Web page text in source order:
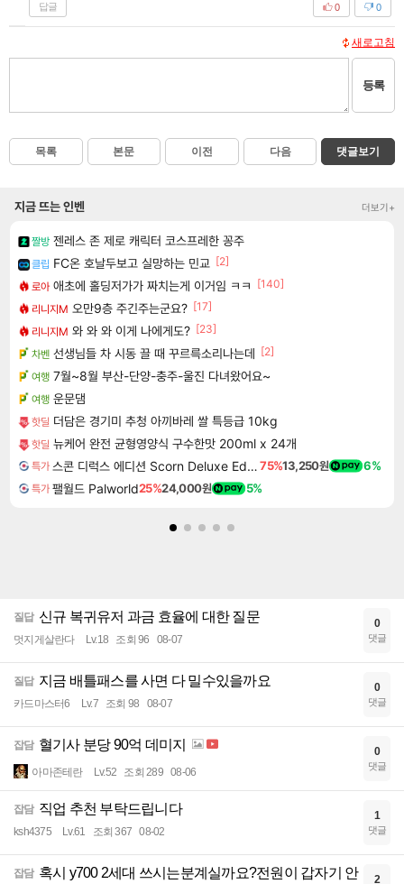
답글 0
0
새로고침
등록
목록 본문 이전 다음 댓글보기
지금 뜨는 인벤 더보기+
짤방 젠레스 존 제로 캐릭터 코스프레한 꽁주
클립 FC온 호날두보고 실망하는 민교 [2]
로아 애초에 홀딩저가가 짜치는게 이거임 ㅋㅋ
[140]
리니지M 오만9층 주긴주는군요? [17]
리니지M 와 와 와 이게 나에게도? [23]
차벤 선생님들 차 시동 끌 때 꾸르륵소리나는데 [2]
여행 7월~8월 부산-단양-충주-울진 다녀왔어요~
여행 운문댐
핫딜 더담은 경기미 추청 아끼바레 쌀 특등급 10kg
핫딜 뉴케어 완전 균형영양식 구수한맛 200ml x 24개
특가 스콘 디럭스 에디션 Scorn Deluxe Edition75%13,250원 6%
특가 팰월드 Palworld25%24,000원 5%
질답 신규 복귀유저 과금 효율에 대한 질문
멋지게살란다 Lv.18 조회 96 08-07
0
댓글
질답 지금 배틀패스를 사면 다 밀수있을까요
카드마스터6 Lv.7 조회 98 08-07
0
댓글
잡담 혈기사 분당 90억 데미지
아마존테란 Lv.52 조회 289 08-06
0
댓글
잡담 직업 추천 부탁드립니다
ksh4375 Lv.61 조회 367 08-02
1
댓글
잡담 혹시 y700 2세대 쓰시는분계실까요?전원이 갑자기 안 2